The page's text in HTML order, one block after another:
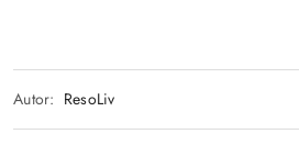
Autor: ResoLiv